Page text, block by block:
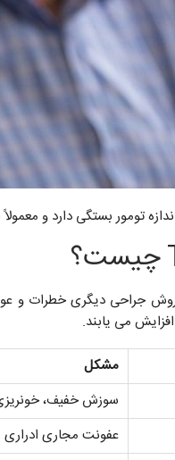
90 دقیقه به طول می انجامد. پزشک زمان بستری شدن را به اطلاع شما
می یابند.
مشکل
سوزش خفیف،
عفونت مجاری ادراری